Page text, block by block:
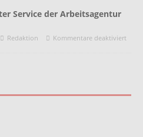
Service der Arbeitsagentur
Redaktion Kommentare deaktiviert